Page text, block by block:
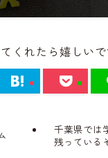
くれたら嬉しいで
千葉県では
残っている